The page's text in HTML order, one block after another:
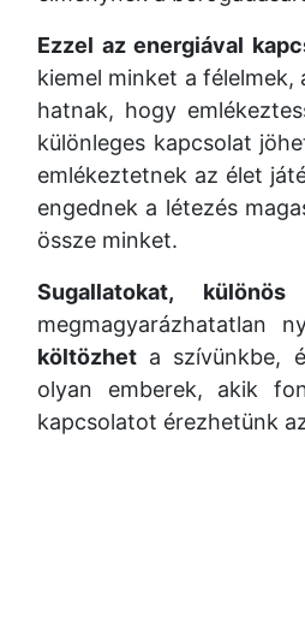
Ezzel az energiával
kiemel minket a
hatnak, hogy
különleges kapcsolat
emlékeztetnek az élet
engednek a létezés
össze minket.
Sugallatokat,
megmagyarázhatatlan
költözhet a szívünkbe,
olyan emberek, akik
kapcsolatot érezhetünk